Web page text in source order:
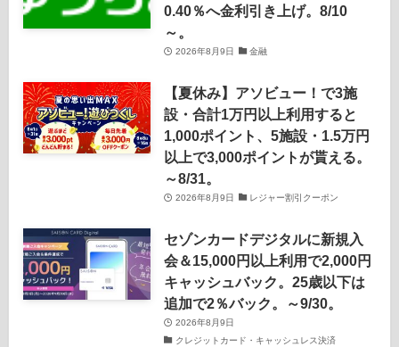
0.40％へ金利引き上げ。8/10
～。
2026年8月9日 金融
【夏休み】アソビュー！で3施
設・合計1万円以上利用すると
1,000ポイント、5施設・1.5万円
以上で3,000ポイントが貰える。
～8/31。
2026年8月9日 レジャー割引クーポン
セゾンカードデジタルに新規入
会＆15,000円以上利用で2,000円
キャッシュバック。25歳以下は
追加で2％バック。～9/30。
2026年8月9日
クレジットカード・キャッシュレス決済